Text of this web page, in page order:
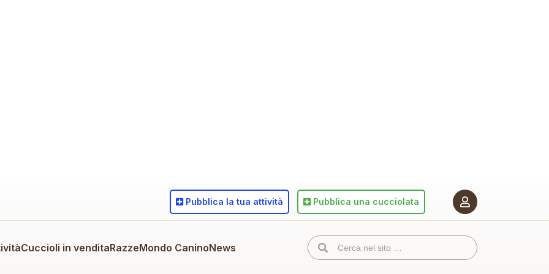
Cuccioli in venditaRazzeMondo CaninoNews
Pubblica la tua attività Pubblica una cucciolata